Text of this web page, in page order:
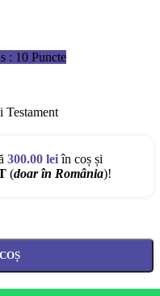
: 10 Puncte
300.00 leiîn coș și
(doar în România)!